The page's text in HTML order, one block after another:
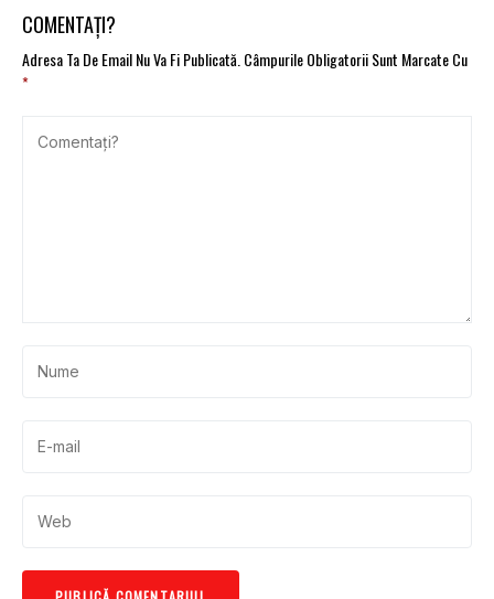
COMENTAȚI?
Adresa Ta De Email Nu Va Fi Publicată.Câmpurile Obligatorii Sunt Marcate Cu
*